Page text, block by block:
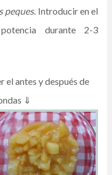
peques. Introducir en el
durante 2-3
el antes y después de
⇓